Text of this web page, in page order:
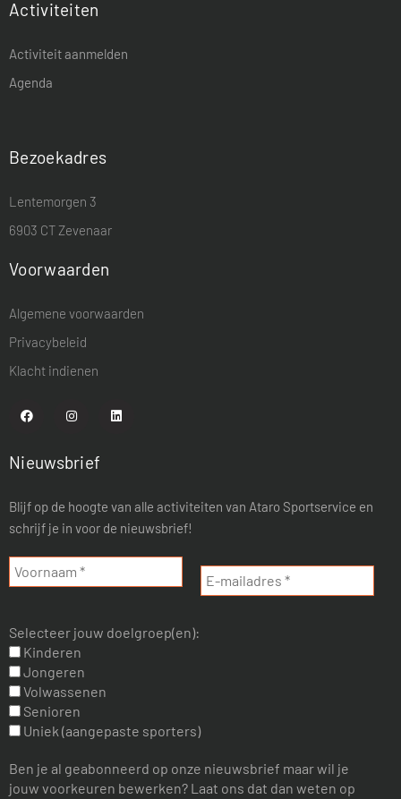
Activiteiten
Activiteit aanmelden
Agenda
Bezoekadres
Lentemorgen 3
6903 CT Zevenaar
Voorwaarden
Algemene voorwaarden
Privacybeleid
Klacht indienen
Nieuwsbrief
Blijf op de hoogte van alle activiteiten van Ataro Sportservice en
schrijf je in voor de nieuwsbrief!
Selecteer jouw doelgroep(en):
Kinderen
Jongeren
Volwassenen
Senioren
Uniek (aangepaste sporters)
Ben je al geabonneerd op onze nieuwsbrief maar wil je
jouw voorkeuren bewerken? Laat ons dat dan weten op